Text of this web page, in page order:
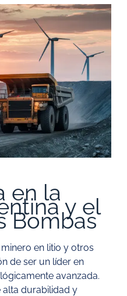
en la
y el
Bombas
en litio y otros
de ser un líder en
avanzada.
durabilidad y